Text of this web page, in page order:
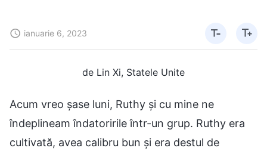
ianuarie 6, 2023
de Lin Xi, Statele Unite
Acum vreo șase luni, Ruthy și cu mine ne
îndeplineam îndatoririle într-un grup. Ruthy era
cultivată, avea calibru bun și era destul de